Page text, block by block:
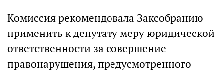
Комиссия рекомендовала Заксобранию
применить к депутату меру юридической
ответственности за совершение
правонарушения, предусмотренного